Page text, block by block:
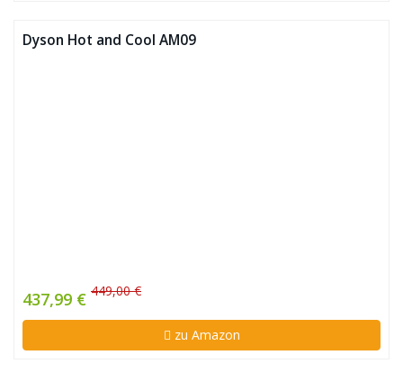
Dyson Hot and Cool AM09
437,99 € 449,00 €
zu Amazon